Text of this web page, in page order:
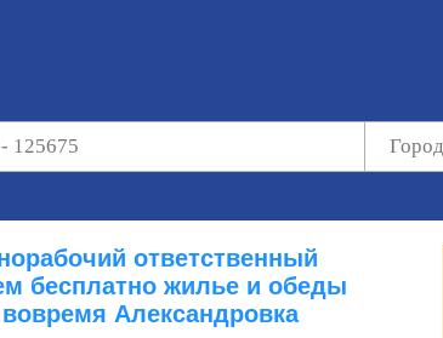
ответственный
бесплатно жилье и обеды
Александровка